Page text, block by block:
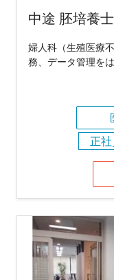
中途 胚培養
婦人科（生殖医療
務、データ管理を
正社